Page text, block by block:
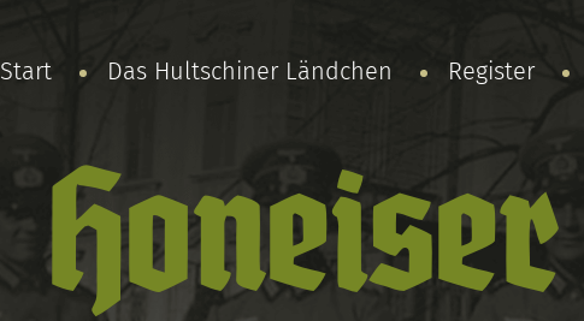
Start Das Hultschiner Ländchen Register